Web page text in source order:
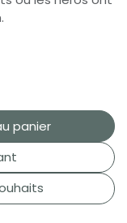
panier